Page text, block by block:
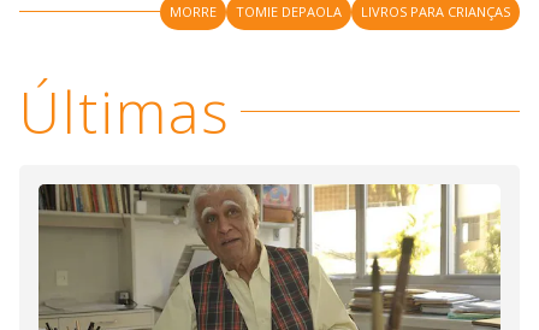
MORRE TOMIE DEPAOLA LIVROS PARA CRIANÇAS
Últimas